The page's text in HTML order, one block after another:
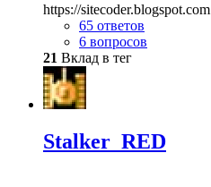
https://sitecoder.blogspot.com
65 ответов
6 вопросов
21 Вклад в тег
Stalker_RED